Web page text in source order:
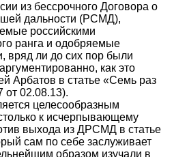
из бессрочного Договора о
дальности (РСМД),
российскими
ранга и одобряемые
вряд ли до сих пор были
как это
Арбатов в статье «Семь раз
02.08.13).
целесообразным
к исчерпывающему
выхода из ДРСМД в статье
сам по себе заслуживает
образом изучали в